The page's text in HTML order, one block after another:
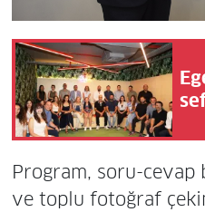
Program, soru-
ve toplu fotoğraf